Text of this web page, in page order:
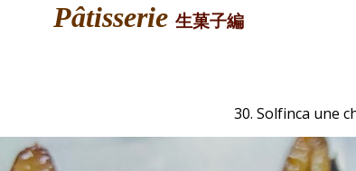
Pâtisserie 生菓子編
30. Solfinca une